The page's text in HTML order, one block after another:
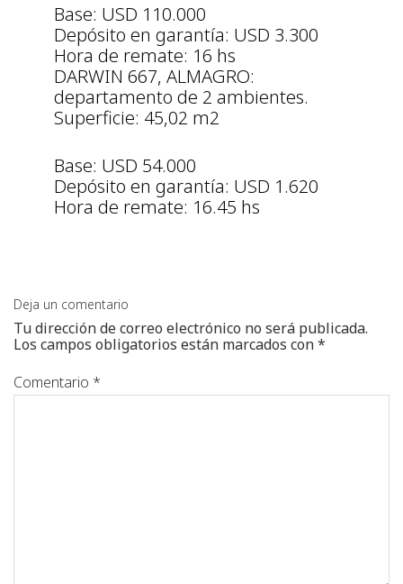
Base: USD 110.000
Depósito en garantía: USD 3.300
Hora de remate: 16 hs
DARWIN 667, ALMAGRO:
departamento de 2 ambientes.
Superficie: 45,02 m2
Base: USD 54.000
Depósito en garantía: USD 1.620
Hora de remate: 16.45 hs
Deja un comentario
Tu dirección de correo electrónico no será publicada.
Los campos obligatorios están marcados con*
Comentario *